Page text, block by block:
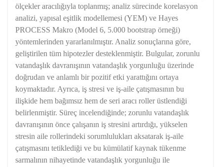
ölçekler aracılığıyla toplanmış; analiz sürecinde korelasyon
analizi, yapısal eşitlik modellemesi (YEM) ve Hayes
PROCESS Makro (Model 6, 5.000 bootstrap örneği)
yöntemlerinden yararlanılmıştır. Analiz sonuçlarına göre,
geliştirilen tüm hipotezler desteklenmiştir. Bulgular, zorunlu
vatandaşlık davranışının vatandaşlık yorgunluğu üzerinde
doğrudan ve anlamlı bir pozitif etki yarattığını ortaya
koymaktadır. Ayrıca, iş stresi ve iş-aile çatışmasının bu
ilişkide hem bağımsız hem de seri aracı roller üstlendiği
belirlenmiştir. Süreç incelendiğinde; zorunlu vatandaşlık
davranışının önce çalışanın iş stresini artırdığı, yükselen
stresin aile rollerindeki sorumlulukları aksatarak iş-aile
çatışmasını tetiklediği ve bu kümülatif kaynak tükenme
sarmalının nihayetinde vatandaşlık yorgunluğu ile